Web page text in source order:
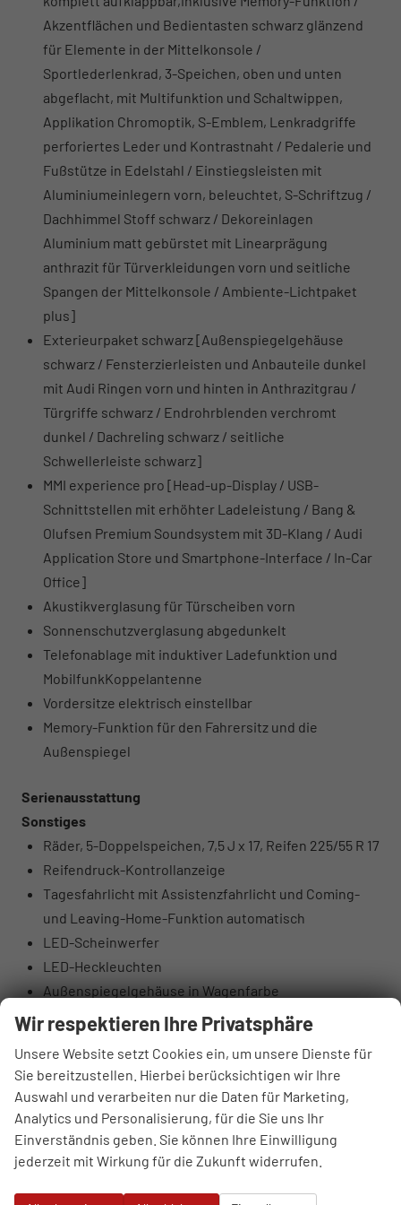
Akzentflächen und Bedientasten schwarz glänzend
für Elemente in der Mittelkonsole /
Sportlederlenkrad, 3-Speichen, oben und unten
abgeflacht, mit Multifunktion und Schaltwippen,
Applikation Chromoptik, S-Emblem, Lenkradgriffe
perforiertes Leder und Kontrastnaht / Pedalerie und
Fußstütze in Edelstahl / Einstiegsleisten mit
Aluminiumeinlegern vorn, beleuchtet, S-Schriftzug /
Dachhimmel Stoff schwarz / Dekoreinlagen
Aluminium matt gebürstet mit Linearprägung
anthrazit für Türverkleidungen vorn und seitliche
Spangen der Mittelkonsole / Ambiente-Lichtpaket
plus]
Exterieurpaket schwarz [Außenspiegelgehäuse
schwarz / Fensterzierleisten und Anbauteile dunkel
mit Audi Ringen vorn und hinten in Anthrazitgrau /
Türgriffe schwarz / Endrohrblenden verchromt
dunkel / Dachreling schwarz / seitliche
Schwellerleiste schwarz]
MMI experience pro [Head-up-Display / USB-
Schnittstellen mit erhöhter Ladeleistung / Bang &
Olufsen Premium Soundsystem mit 3D-Klang / Audi
Application Store und Smartphone-Interface / In-Car
Office]
Akustikverglasung für Türscheiben vorn
Sonnenschutzverglasung abgedunkelt
Telefonablage mit induktiver Ladefunktion und
MobilfunkKoppelantenne
Vordersitze elektrisch einstellbar
Memory-Funktion für den Fahrersitz und die
Außenspiegel
Serienausstattung
Sonstiges
Räder, 5-Doppelspeichen, 7,5 J x 17, Reifen 225/55 R 17
Reifendruck-Kontrollanzeige
Tagesfahrlicht mit Assistenzfahrlicht und Coming-
und Leaving-Home-Funktion automatisch
LED-Scheinwerfer
LED-Heckleuchten
Außenspiegelgehäuse in Wagenfarbe
Projektionsleuchte in den Außenspiegeln
Dachreling Aluminiumoptik
Wärmeschutz- und Akustikverglasung Frontscheibe
Scheiben seitlich und hinten in
Wärmeschutzverglasung
Kühlerschutzgitter und Diffusor schwarz matt
genarbt
Wir respektieren Ihre Privatsphäre
Unsere Website setzt Cookies ein, um unsere Dienste für
Sie bereitzustellen. Hierbei berücksichtigen wir Ihre
Auswahl und verarbeiten nur die Daten für Marketing,
Analytics und Personalisierung, für die Sie uns Ihr
Einverständnis geben. Sie können Ihre Einwilligung
jederzeit mit Wirkung für die Zukunft widerrufen.